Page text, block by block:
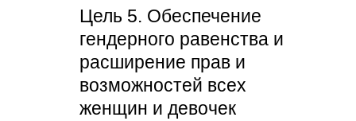
Цель 5. Обеспечение
гендерного равенства и
расширение прав и
возможностей всех
женщин и девочек